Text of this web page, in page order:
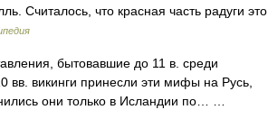
Считалось, что красная часть радуги это
бытовавшие до 11 в. среди
вв. викинги принесли эти мифы на Русь,
они только в Исландии по… …